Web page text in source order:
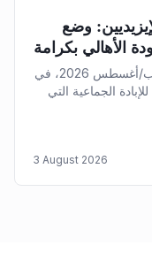
وضع
الأهالي بكرامة
أكد الرئيس مسعود بارزان،ليوم الاثنين 3 آب/أغسطس 2026، في
الجماعية التي
3 August 2026